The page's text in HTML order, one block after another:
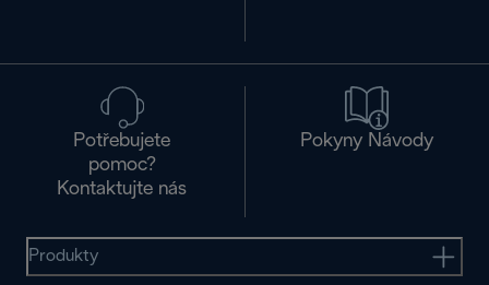
Potřebujete
pomoc?
Kontaktujte nás
Pokyny Návody
Produkty